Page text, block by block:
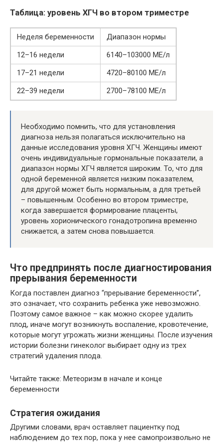
Таблица: уровень ХГЧ во втором триместре
Неделя беременности
Диапазон нормы
12–16 недели
6140–103000 МЕ/л
17–21 недели
4720–80100 МЕ/л
22–39 недели
2700–78100 МЕ/л
Необходимо помнить, что для установления
диагноза нельзя полагаться исключительно на
данные исследования уровня ХГЧ. Женщины имеют
очень индивидуальные гормональные показатели, а
диапазон нормы ХГЧ является широким. То, что для
одной беременной является низким показателем,
для другой может быть нормальным, а для третьей
– повышенным. Особенно во втором триместре,
когда завершается формирование плаценты,
уровень хорионического гонадотропина временно
снижается, а затем снова повышается.
Что предпринять после диагностирования
прерывания беременности
Когда поставлен диагноз “прерывание беременности”,
это означает, что сохранить ребенка уже невозможно.
Поэтому самое важное – как можно скорее удалить
плод, иначе могут возникнуть воспаление, кровотечение,
которые могут угрожать жизни женщины. После изучения
истории болезни гинеколог выбирает одну из трех
стратегий удаления плода.
Читайте также: Метеоризм в начале и конце
беременности
Стратегия ожидания
Другими словами, врач оставляет пациентку под
наблюдением до тех пор, пока у нее самопроизвольно не